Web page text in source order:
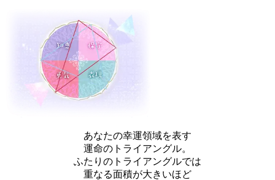
あなたの幸運領域を表す
運命のトライアングル。
ふたりのトライアングルでは
重なる面積が大きいほど